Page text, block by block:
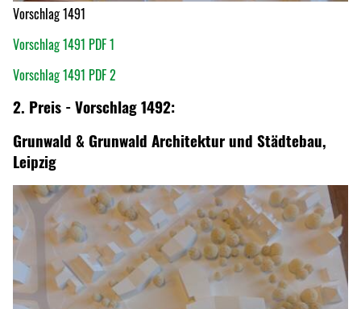
Vorschlag 1491
Vorschlag 1491 PDF 1
Vorschlag 1491 PDF 2
2. Preis - Vorschlag 1492:
Grunwald & Grunwald Architektur und Städtebau,
Leipzig